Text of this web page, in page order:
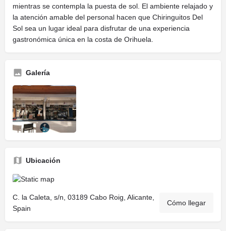
mientras se contempla la puesta de sol. El ambiente relajado y
la atención amable del personal hacen que Chiringuitos Del
Sol sea un lugar ideal para disfrutar de una experiencia
gastronómica única en la costa de Orihuela.
Galería
Ubicación
C. la Caleta, s/n, 03189 Cabo Roig, Alicante,
Spain
Cómo llegar